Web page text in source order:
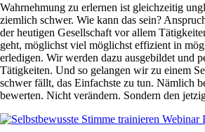
Wahrnehmung zu erlernen ist gleichzeitig
ziemlich schwer. Wie kann das sein?
der heutigen Gesellschaft vor allem
geht, möglichst viel möglichst effizient in
erledigen. Wir werden dazu ausgebildet und
Tätigkeiten. Und so gelangen wir zu einem
schwer fällt, das Einfachste zu tun. Nämlich
bewerten. Nicht verändern. Sondern den